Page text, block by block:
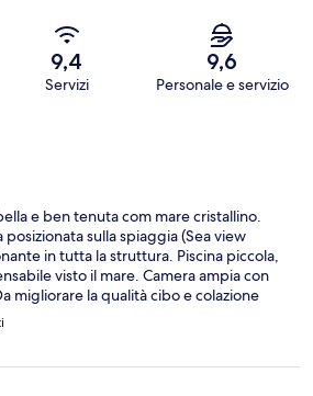
9,4
Servizi
9,6
Personale e servizio
e ben tenuta com mare cristallino.
posizionata sulla spiaggia (Sea view
in tutta la struttura. Piscina piccola,
visto il mare. Camera ampia con
migliorare la qualità cibo e colazione
cibo veniva rimpiazzato lentamente e
al ristorante poco curato. Staff
per un semplice snorkeling.